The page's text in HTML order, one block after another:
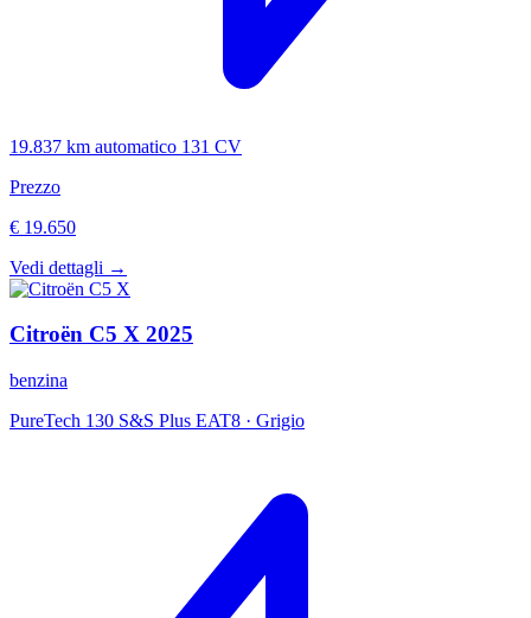
19.837 km automatico 131 CV
Prezzo
€ 19.650
Vedi dettagli →
Citroën C5 X 2025
benzina
PureTech 130 S&S Plus EAT8 · Grigio